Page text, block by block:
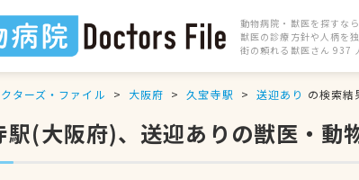
動物病院・獣医を探すな
獣医の診療方針や人柄を
街の頼れる獣医さん 937
ターズ・ファイル 大阪府 久宝寺駅 送迎あり の検索結
駅(大阪府)、送迎ありの獣医・動